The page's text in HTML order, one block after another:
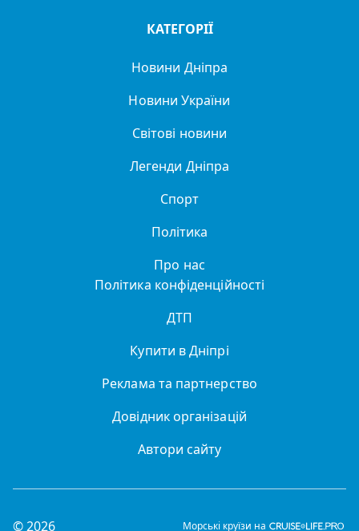
КАТЕГОРІЇ
Новини Дніпра
Новини України
Світові новини
Легенди Дніпра
Спорт
Політика
Про нас
Політика конфіденційності
ДТП
Купити в Дніпрі
Реклама та партнерство
Довідник організацій
Автори сайту
© 2026 Морські круїзи на